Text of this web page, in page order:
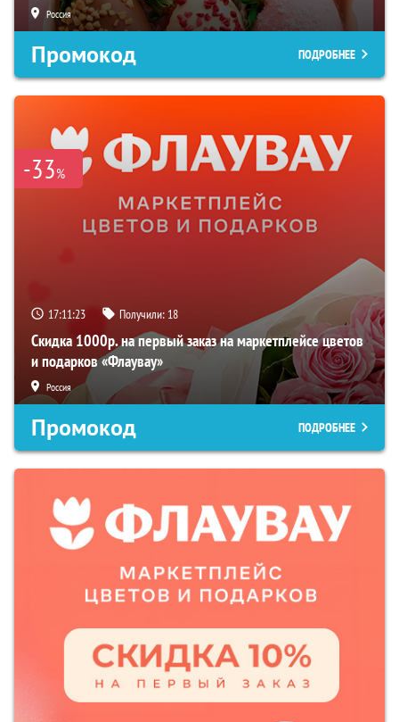
Россия
Промокод ПОДРОБНЕЕ
-33%
17:11:22 Получили: 18
Скидка 1000р. на первый заказ на маркетплейсе цветов
и подарков «Флаувау»
Россия
Промокод ПОДРОБНЕЕ